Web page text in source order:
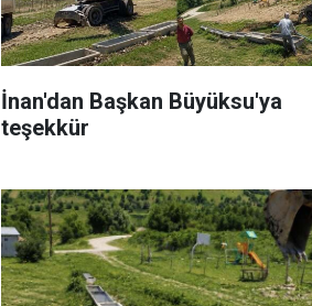
İnan'dan Başkan Büyüksu'ya
teşekkür